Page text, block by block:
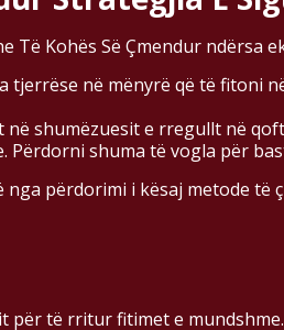
Kohës Së Çmendur
në mënyrë që të fitoni
shumëzuesit e rregullt në
Përdorni shuma të vogla për
përdorimi i kësaj metode
të rritur fitimet e